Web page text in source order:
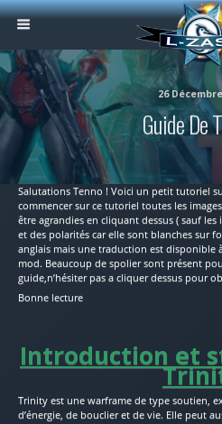
26
Guide De
Salutations Tenno ! Voici un petit tutoriel
commencer sur ce tutoriel toutes les
être agrandies en cliquant dessus ( sauf
et des polarités car elle sont blanches sur
anglais mais une traduction est disponible
mod. Beaucoup de spolier sont présent
guide,n’hésiter pas a cliquer dessus pour
Bonne lecture
Introduction et
Trinity est une warframe de type soutien,
d’énergie, de bouclier et de vie. Elle peut